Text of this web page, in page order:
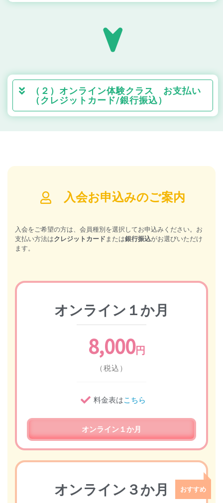
（２）オンライン体験クラス お支払い
（クレジットカード/銀行振込）
入会お申込みのご案内
入会をご希望の方は、会員種別を選択してお申込みください。お
支払い方法はクレジットカード または銀行振込がお選びいただけ
ます。
オンライン１か月
8,000円
（税込）
料金表はこちら
オンライン１か月
オンライン３か月